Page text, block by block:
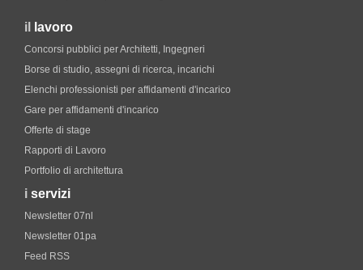
il lavoro
Concorsi pubblici per Architetti, Ingegneri
Borse di studio, assegni di ricerca, incarichi
Elenchi professionisti per affidamenti d'incarico
Gare per affidamenti d'incarico
Offerte di stage
Rapporti di Lavoro
Portfolio di architettura
i servizi
Newsletter 07nl
Newsletter 01pa
Feed RSS